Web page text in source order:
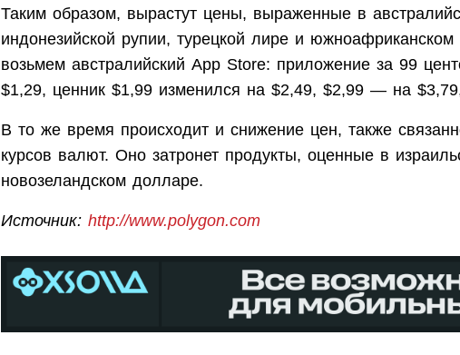
Таким образом, вырастут цены, выраженные в
индонезийской рупии, турецкой лире и
возьмем австралийский App Store: приложение за 99
$1,29, ценник $1,99 изменился на $2,49, $2,99 — на
В то же время происходит и снижение цен, также
курсов валют. Оно затронет продукты, оценные в
новозеландском долларе.
Источник: http://www.polygon.com